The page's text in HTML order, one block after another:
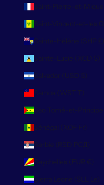
Sainte-Hélène (SHP £)
Sainte-Lucie (XCD $)
Salvador (USD $)
Samoa (WST T)
Sénégal (XOF Fr)
Serbie (RSD РСД)
Seychelles (EUR €)
Sierra Leone (SLL Le)